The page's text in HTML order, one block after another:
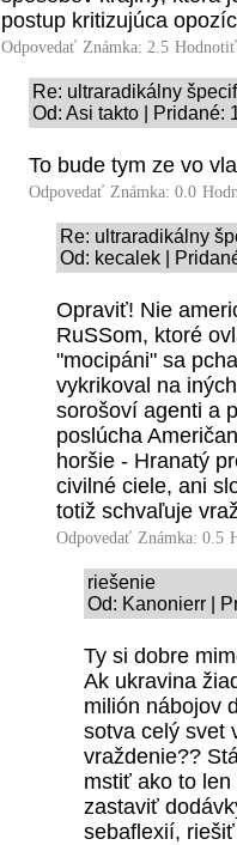
postup kritizujúca
Odpovedať Známka: 2.5
Re: ultraradikálny
Od: Asi takto | Pridané:
To bude tym ze vo
Odpovedať Známka: 0.0
Re: ultraradikálny
Od: kecalek |
Opraviť! Nie
RuSSom, ktoré
"mocipáni" sa
vykrikoval na
sorošoví agenti a
poslúcha
horšie - Hranatý
civilné ciele, ani
totiž schvaľuje
Odpovedať Známka: 0.5
riešenie
Od: Kanonierr |
Ty si dobre
Ak ukravina
milión nábojov
sotva celý svet
vraždenie??
mstiť ako to len
zastaviť
sebaflexií,